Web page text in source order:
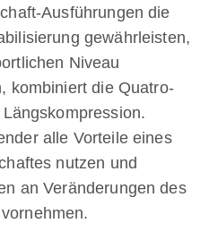
Ausführungen die
gewährleisten,
Niveau
kombiniert die Quatro-
alle Vorteile eines
nutzen und
an Veränderungen des